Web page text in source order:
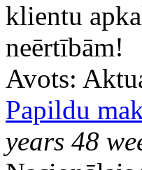
klientu
neērtībām!
Avots:
Papildu
years 48